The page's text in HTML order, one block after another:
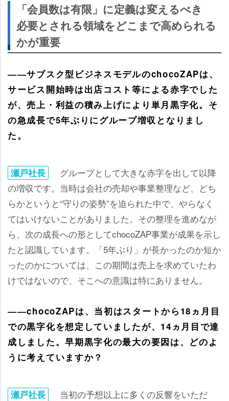
「会員数は有限」に定義は変えるべき
必要とされる領域をどこまで高められる
かが重要
――サブスク型ビジネスモデルのchocoZAPは、
サービス開始時は出店コスト等による赤字でした
が、売上・利益の積み上げにより単月黒字化。そ
の急成長で5年ぶりにグループ増収となりまし
た。
瀬戸社長
グループとして大きな赤字を出して以降
の増収です。当時は会社の売却や事業整理など、どち
らかというと“守りの姿勢”を迫られた中で、やらなく
てはいけないことがありました。その整理を進めなが
ら、次の成長への形としてchocoZAP事業が成果を示し
たと認識しています。「5年ぶり」が長かったのか短か
ったのかについては、この期間は売上を求めていたわ
けではないので、そこへの意識は特にありません。
――chocoZAPは、当初はスタートから18ヵ月目
での黒字化を想定していましたが、14ヵ月目で達
成しました。早期黒字化の最大の要因は、どのよ
うに考えていますか？
瀬戸社長
当初の予想以上に多くの反響をいただ